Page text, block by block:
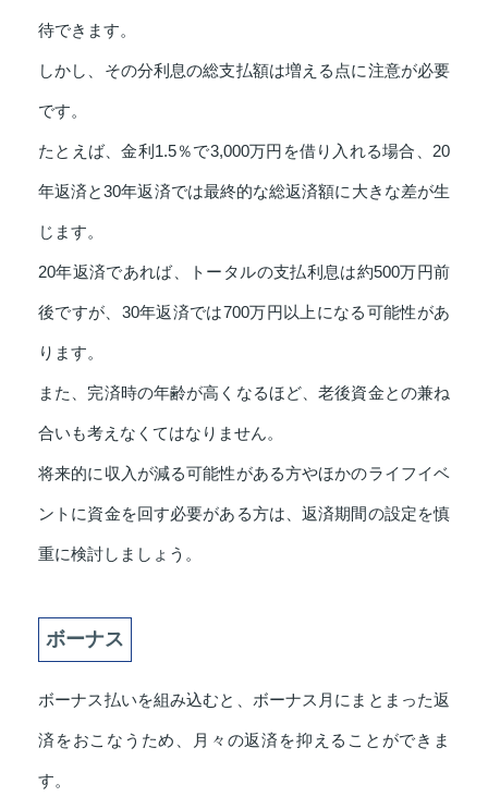
待できます。
しかし、その分利息の総支払額は増える点に注意が必要
です。
たとえば、金利1.5％で3,000万円を借り入れる場合、20
年返済と30年返済では最終的な総返済額に大きな差が生
じます。
20年返済であれば、トータルの支払利息は約500万円前
後ですが、30年返済では700万円以上になる可能性があ
ります。
また、完済時の年齢が高くなるほど、老後資金との兼ね
合いも考えなくてはなりません。
将来的に収入が減る可能性がある方やほかのライフイベ
ントに資金を回す必要がある方は、返済期間の設定を慎
重に検討しましょう。
ボーナス
ボーナス払いを組み込むと、ボーナス月にまとまった返
済をおこなうため、月々の返済を抑えることができま
す。